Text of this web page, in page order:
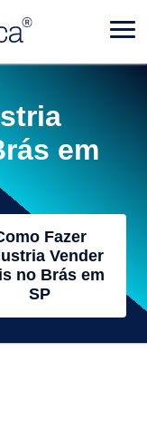
em
Fazer
Vender
no Brás em
SP